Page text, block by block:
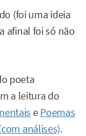
(foi uma ideia
afinal foi só não
poeta
a leitura do
ePoemas
análises).